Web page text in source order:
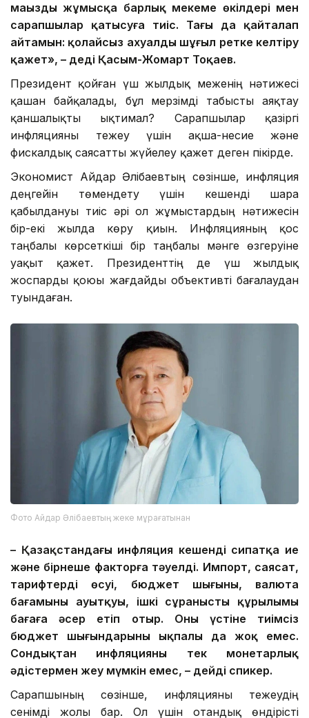
маңызды жұмысқа барлық мекеме өкілдері мен
сарапшылар қатысуға тиіс. Тағы да қайталап
айтамын: қолайсыз ахуалды шұғыл ретке келтіру
қажет», – деді Қасым-Жомарт Тоқаев.
Президент қойған үш жылдық меженің нәтижесі
қашан байқалады, бұл мерзімді табысты аяқтау
қаншалықты ықтимал? Сарапшылар қазіргі
инфляцияны тежеу үшін ақша-несие және
фискалдық саясатты жүйелеу қажет деген пікірде.
Экономист Айдар Әлібаевтың сөзінше, инфляция
деңгейін төмендету үшін кешенді шара
қабылдануы тиіс әрі ол жұмыстардың нәтижесін
бір-екі жылда көру қиын. Инфляцияның қос
таңбалы көрсеткіші бір таңбалы мәнге өзгеруіне
уақыт қажет. Президенттің де үш жылдық
жоспарды қоюы жағдайды объективті бағалаудан
туындаған.
Фото Айдар Әлібаевтың жеке мұрағатынан
– Қазақстандағы инфляция кешенді сипатқа ие
және бірнеше факторға тәуелді. Импорт, саясат,
тарифтердің өсуі, бюджет шығыны, валюта
бағамының ауытқуы, ішкі сұраныстың құрылымы
бағаға әсер етіп отыр. Оның үстіне тиімсіз
бюджет шығындарының ықпалы да жоқ емес.
Сондықтан инфляцияны тек монетарлық
әдістермен жеңу мүмкін емес, – дейді спикер.
Сарапшының сөзінше, инфляцияны тежеудің
сенімді жолы бар. Ол үшін отандық өндірісті